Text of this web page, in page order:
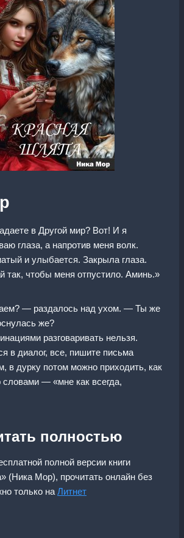
в Другой мир? Вот! И я
глаза, а напротив меня волк.
и улыбается. Закрыла глаза.
так, чтобы меня отпустило. Аминь.»
— раздалось над ухом. — Ты же
же?
разговаривать нельзя.
в диалог, все, пишите письма
в дурку потом можно приходить, как
словами — «мне как всегда,
полностью
полной версии книги
(Ника Мор), прочитать онлайн без
только на Литнет